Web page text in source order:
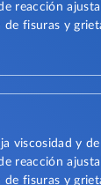
reacción
de fisuras y
viscosidad y
reacción
de fisuras y